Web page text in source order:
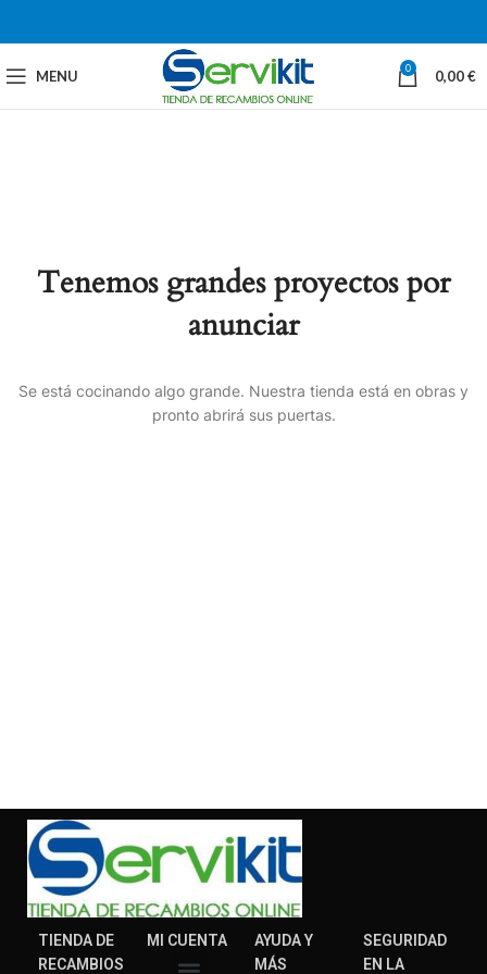
MENU 0 0,00€
Tenemos grandes proyectos por
anunciar
Se está cocinando algo grande. Nuestra tienda está en obras y
pronto abrirá sus puertas.
TIENDA DE
RECAMBIOS
MI CUENTA
AYUDA Y
MÁS
SEGURIDAD
EN LA